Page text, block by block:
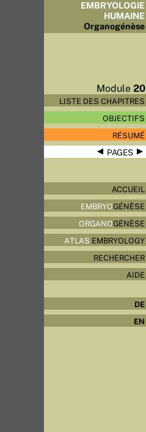
EMBRYOLOGIE
HUMAINE
Organogénèse
Module20
LISTE DES CHAPITRES
OBJECTIFS
RÉSUMÉ
◀ PAGES▶
ACCUEIL
EMBRYOGÉNÈSE
ORGANOGÉNÈSE
ATLAS EMBRYOLOGY
RECHERCHER
AIDE
DE
EN